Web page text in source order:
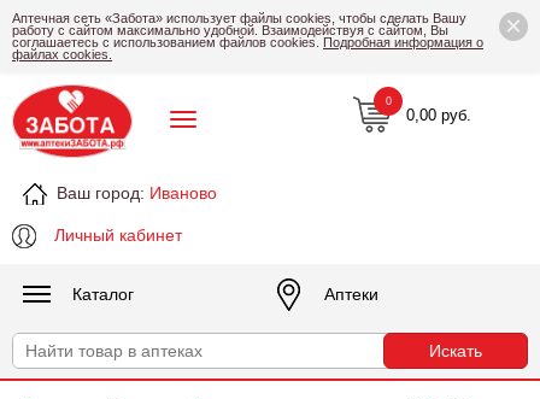
×
Аптечная сеть «Забота» использует файлы cookies, чтобы сделать Вашу
работу с сайтом максимально удобной. Взаимодействуя с сайтом, Вы
соглашаетесь с использованием файлов cookies. Подробная информация о
файлах cookies.
Ваш город: Иваново
Личный кабинет
0,00 руб.
0
Каталог Аптеки